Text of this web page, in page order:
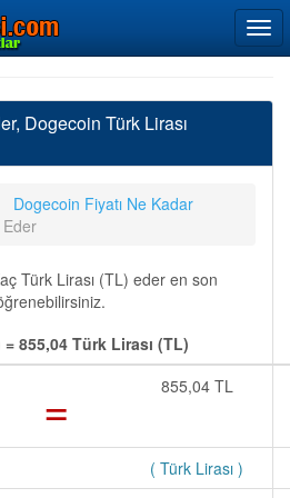
Dogecoin Türk Lirası
Dogecoin Fiyatı Ne Kadar
Türk Lirası (TL) eder en son
855,04 Türk Lirası (TL)
= 855,04 TL
( Türk Lirası )